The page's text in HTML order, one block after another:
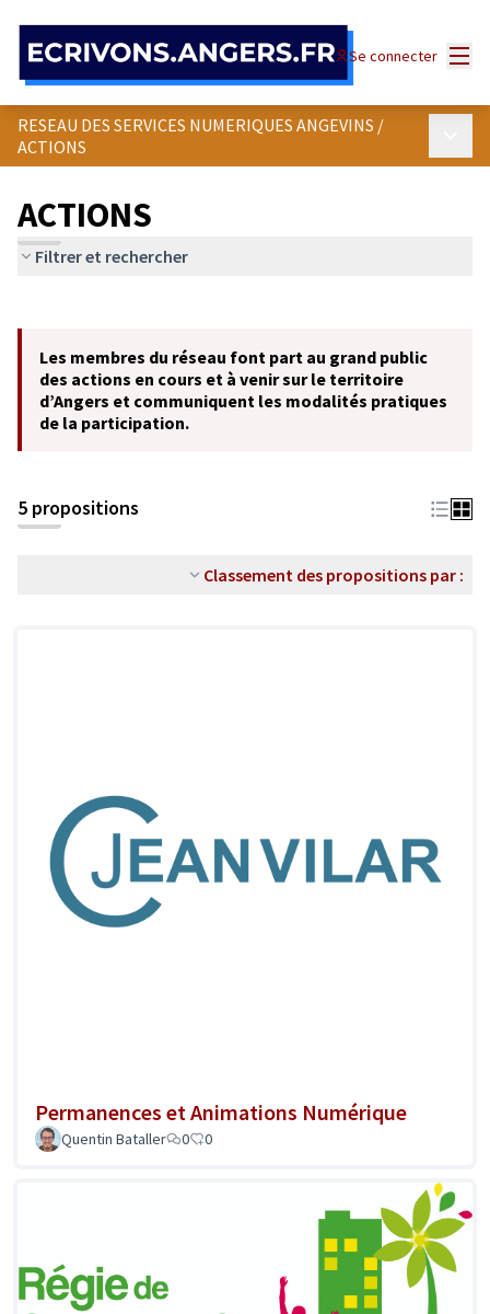
Se connecter
RESEAU DES SERVICES NUMERIQUES ANGEVINS /
ACTIONS
ACTIONS
Filtrer et rechercher
−
Les membres du réseau font part au grand public
des actions en cours et à venir sur le territoire
d’Angers et communiquent les modalités pratiques
de la participation.
5 propositions
Classement des propositions par :
Permanences et Animations Numérique
Quentin Bataller 0 0